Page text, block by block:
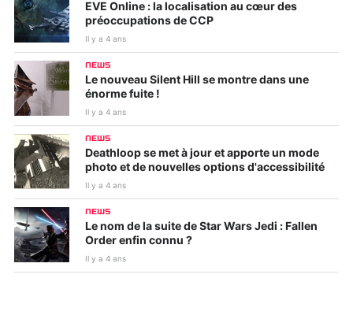
EVE Online : la localisation au cœur des
préoccupations de CCP
Il y a 4 ans
NEWS
Le nouveau Silent Hill se montre dans une
énorme fuite !
Il y a 4 ans
NEWS
Deathloop se met à jour et apporte un mode
photo et de nouvelles options d'accessibilité
Il y a 4 ans
NEWS
Le nom de la suite de Star Wars Jedi : Fallen
Order enfin connu ?
Il y a 4 ans